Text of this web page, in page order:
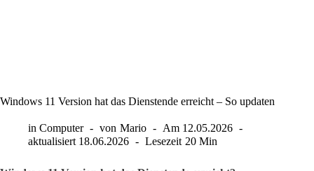
Windows 11 Version hat das Dienstende erreicht – So updaten
in Computer von Mario Am 12.05.2026
aktualisiert 18.06.2026 Lesezeit 20 Min